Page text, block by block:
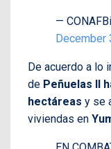
—
December
De acuerdo a lo
de Peñuelas II
hectáreas y se
viviendas en